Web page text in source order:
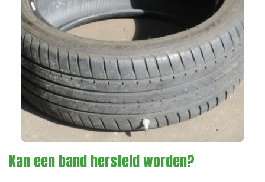
Kan een band hersteld worden?